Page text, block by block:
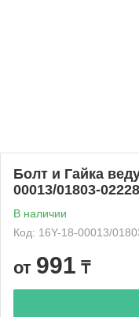
Болт и Гайка
00013/01803-02228
В наличии
Код: 16Y-18-00013/
от 991 ₸